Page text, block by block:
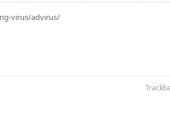
virus/advirus/